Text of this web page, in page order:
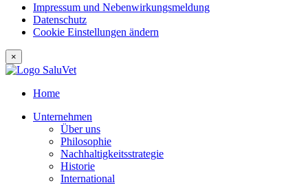
Impressum und Nebenwirkungsmeldung
Datenschutz
Cookie Einstellungen ändern
×
Home
Unternehmen
Über uns
Philosophie
Nachhaltigkeitsstrategie
Historie
International